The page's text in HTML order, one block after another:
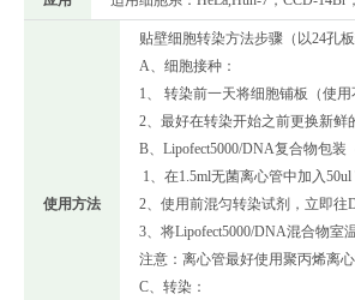
使用方法
贴壁细胞转染方法步骤（以24孔
A、细胞接种：
1、 转染前一天将细胞铺板（使
2、最好在转染开始之前更换新
B、Lipofect5000/DNA复合物包
1、在1.5ml无菌离心管中加入
2、使用前混匀转染试剂，立即
3、将Lipofect5000/DNA混合物室
注意：离心管最好使用聚丙烯离心
C、转染：